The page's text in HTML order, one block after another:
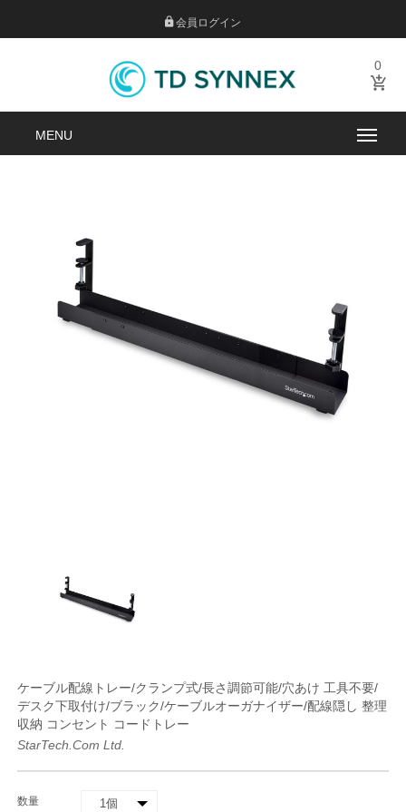
会員ログイン
0
ケーブル配線トレー/クランプ式/長さ調節可能/穴あけ 工具不要/
デスク下取付け/ブラック/ケーブルオーガナイザー/配線隠し 整理
収納 コンセント コードトレー
StarTech.com Ltd.
数量